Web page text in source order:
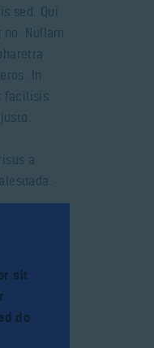
sed. Qui
Nullam
In
facilisis
a
sit
do